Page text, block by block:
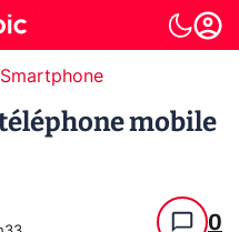
Smartphone
mobile
0